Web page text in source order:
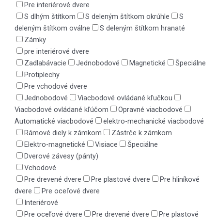
Pre interiérové dvere
S dlhým štítkom
S deleným štítkom okrúhle
S
deleným štítkom oválne
S deleným štítkom hranaté
Zámky
pre interiérové dvere
Zadlabávacie
Jednobodové Magnetické
Špeciálne
Protiplechy
Pre vchodové dvere
Jednobodové
Viacbodové ovládané kľučkou
Viacbodové ovládané kľúčom
Opravné viacbodové
Automatické viacbodové
elektro-mechanické viacbodové
Rámové diely k zámkom
Zástrče k zámkom
Elektro-magnetické
Visiace
Špeciálne
Dverové závesy (pánty)
Vchodové
Pre drevené dvere
Pre plastové dvere
Pre hliníkové
dvere
Pre oceľové dvere
Interiérové
Pre oceľové dvere
Pre drevené dvere
Pre plastové